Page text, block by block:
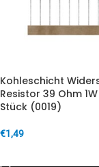
Kohleschicht
Resistor 39 Ohm 1W
Stück (0019)
€1,49